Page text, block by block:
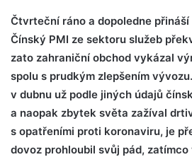
Čtvrteční ráno a dopoledne
Čínský PMI ze sektoru služeb
zato zahraniční obchod vykázal
spolu s prudkým zlepšením
v dubnu už podle jiných údajů
a naopak zbytek světa zažíval
s opatřeními proti koronaviru, je
dovoz prohloubil svůj pád,